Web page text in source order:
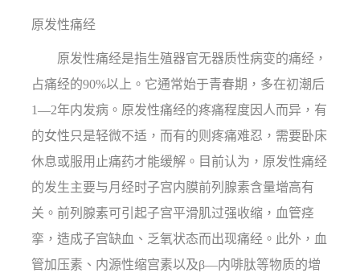
原发性痛经
原发性痛经是指生殖器官无器质性病变的痛经，
占痛经的90%以上。它通常始于青春期，多在初潮后
1—2年内发病。原发性痛经的疼痛程度因人而异，有
的女性只是轻微不适，而有的则疼痛难忍，需要卧床
休息或服用止痛药才能缓解。目前认为，原发性痛经
的发生主要与月经时子宫内膜前列腺素含量增高有
关。前列腺素可引起子宫平滑肌过强收缩，血管痉
挛，造成子宫缺血、乏氧状态而出现痛经。此外，血
管加压素、内源性缩宫素以及β—内啡肽等物质的增